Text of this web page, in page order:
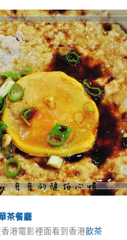
茶餐廳
港電影裡面看到香港飲茶